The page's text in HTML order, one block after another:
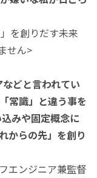
を創りだす未来
せん>
どと言われてい
常識」と違う事を
みや固定概念に
からの先」 を創り
エンジニア兼監督